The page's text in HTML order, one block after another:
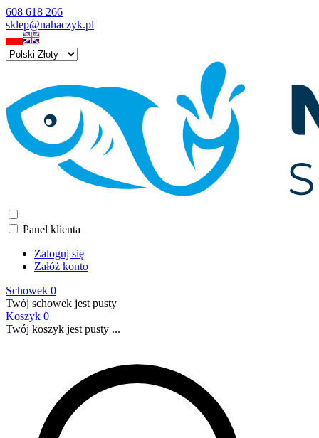
608 618 266
sklep@nahaczyk.pl
Panel klienta
Zaloguj się
Załóż konto
Schowek 0
Twój schowek jest pusty
Koszyk 0
Twój koszyk jest pusty ...